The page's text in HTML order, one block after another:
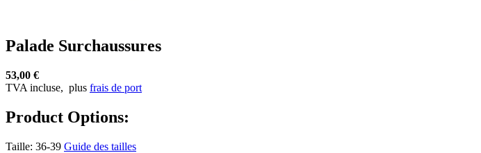
Palade Surchaussures
53,00 €
TVA incluse, plus frais de port
Product Options:
Taille: 36-39 Guide des tailles